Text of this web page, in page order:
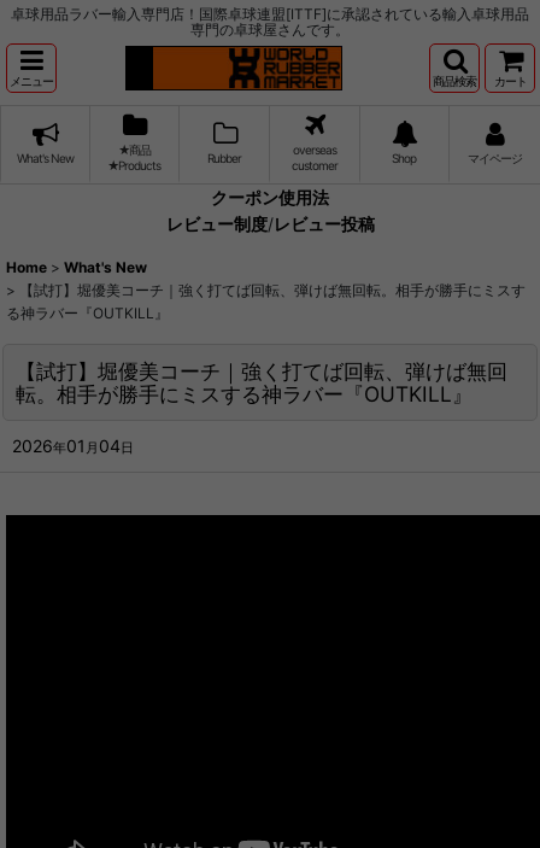
卓球用品ラバー輸入専門店！国際卓球連盟[ITTF]に承認されている輸入卓球用品
専門の卓球屋さんです。
メニュー 商品検索 カート
What's New
★商品
★Products
Rubber
overseas
customer
Shop マイページ
クーポン使用法
レビュー制度/レビュー投稿
Home > What's New
>
【試打】堀優美コーチ｜強く打てば回転、弾けば無回転。相手が勝手にミスす
る神ラバー『OUTKILL』
【試打】堀優美コーチ｜強く打てば回転、弾けば無回
転。相手が勝手にミスする神ラバー『OUTKILL』
2026年01 月 04 日